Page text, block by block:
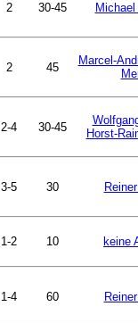
2 30-45
2 45
Marcel-
2-4 30-45
Horst-
3-5 30
1-2 10 keine
1-4 60